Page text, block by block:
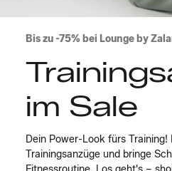
Bis zu -75% bei Lounge by
im Sale
Dein Power-Look fürs
Trainingsanzüge und bringe